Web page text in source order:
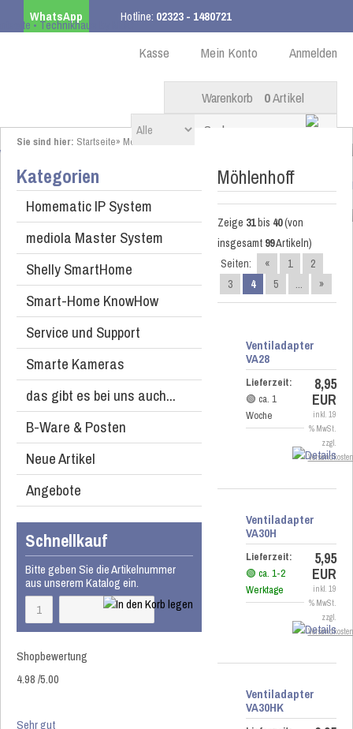
WhatsApp Hotline: 02323 - 1480721
ab 99,00 € innerhalb DE Anmelden
Mein Konto
Kasse
Warenkorb 0Artikel
Sie sind hier: Startseite» Möhlenhoff
Kategorien
Homematic IP System
mediola Master System
Shelly SmartHome
Smart-Home KnowHow
Service und Support
Smarte Kameras
das gibt es bei uns auch...
B-Ware & Posten
Neue Artikel
Angebote
Schnellkauf
Bitte geben Sie die Artikelnummer
aus unserem Katalog ein.
Shopbewertung
4.98/5.00
Sehr gut
Möhlenhoff
Zeige 31bis 40(von
insgesamt 99Artikeln)
Seiten:
« 1
2
3
4 5 ... »
Ventiladapter
VA28
Lieferzeit:
🟢 ca. 1
Woche
8,95
EUR
inkl. 19
% MwSt.
zzgl.
Versandkosten
Ventiladapter
VA30H
Lieferzeit:
🟢 ca. 1-2
Werktage
5,95
EUR
inkl. 19
% MwSt.
zzgl.
Versandkosten
Ventiladapter
VA30HK